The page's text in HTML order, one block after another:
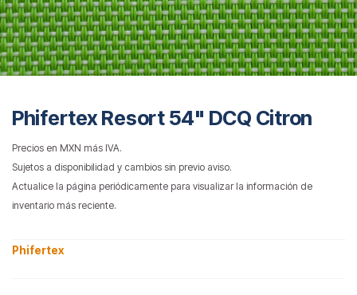
Phifertex Resort 54" DCQ Citron
Precios en MXN más IVA.
Sujetos a disponibilidad y cambios sin previo aviso.
Actualice la página periódicamente para visualizar la información de
inventario más reciente.
Phifertex